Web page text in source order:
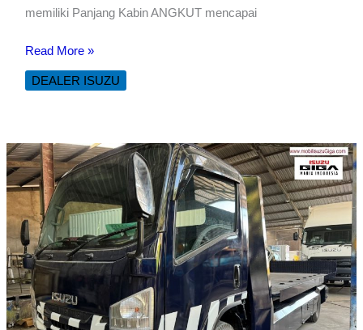
memiliki Panjang Kabin ANGKUT mencapai
WING
BOX
ISUZU
4
Read More »
DEALER ISUZU